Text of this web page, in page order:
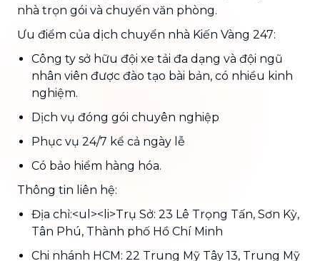
nhà trọn gói và chuyển văn phòng.
Ưu điểm của dịch chuyển nhà Kiến Vàng 247:
Công ty sở hữu đội xe tải đa dạng và đội ngũ
nhân viên được đào tạo bài bản, có nhiều kinh
nghiệm.
Dịch vụ đóng gói chuyên nghiệp
Phục vụ 24/7 kể cả ngày lễ
Có bảo hiểm hàng hóa.
Thông tin liên hệ:
Địa chỉ:<ul><li>Trụ Sở: 23 Lê Trọng Tấn, Sơn Kỳ,
Tân Phú, Thành phố Hồ Chí Minh
Chi nhánh HCM: 22 Trung Mỹ Tây 13, Trung Mỹ